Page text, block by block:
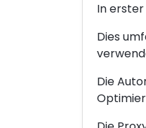
In
Dies
Die